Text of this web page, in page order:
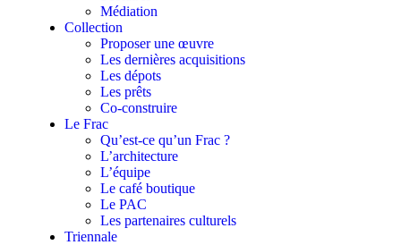
Médiation
Collection
Proposer une œuvre
Les dernières acquisitions
Les dépots
Les prêts
Co-construire
Le Frac
Qu’est-ce qu’un Frac ?
L’architecture
L’équipe
Le café boutique
Le PAC
Les partenaires culturels
Triennale